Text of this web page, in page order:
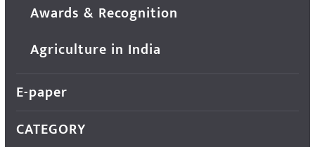
Awards & Recognition
Agriculture in India
E-paper
CATEGORY